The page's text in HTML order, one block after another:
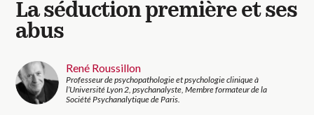
A la une
Adolescence
Dispositif
Enfance
Périnatalité
Psychanalyse
Psychopathologie
Soin
Dossiers
Auteurs
La séduction première et ses
abus
René Roussillon
Professeur de psychopathologie et psychologie clinique à
l’Université Lyon 2, psychanalyste, Membre formateur de la
Société Psychanalytique de Paris.